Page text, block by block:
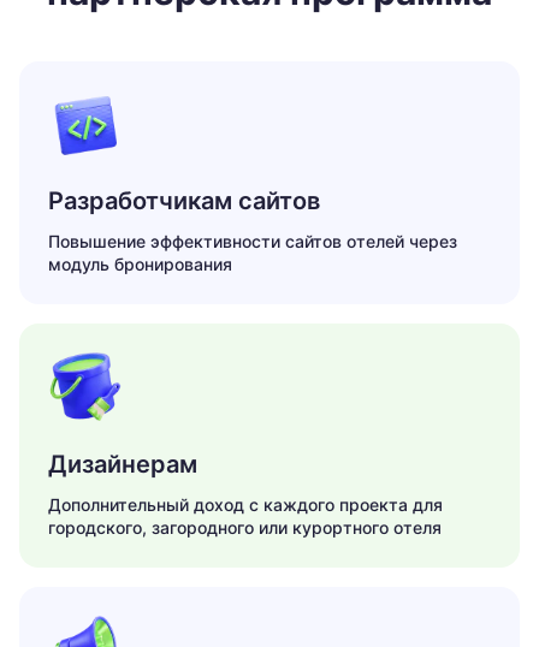
Разработчикам сайтов
Повышение эффективности сайтов отелей через
модуль бронирования
Дизайнерам
Дополнительный доход с каждого проекта для
городского, загородного или курортного отеля